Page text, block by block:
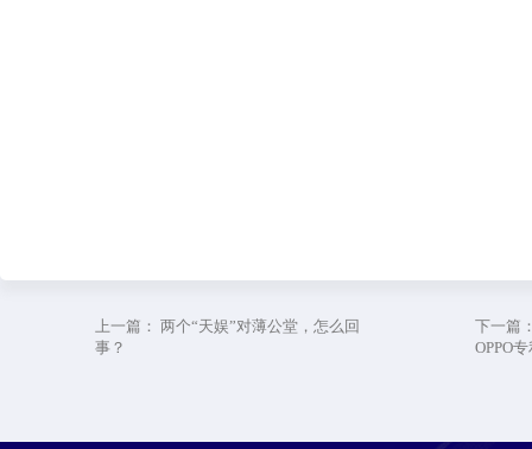
上一篇： 两个“天娱”对薄公堂，怎么回
事？
下一篇
OPPO